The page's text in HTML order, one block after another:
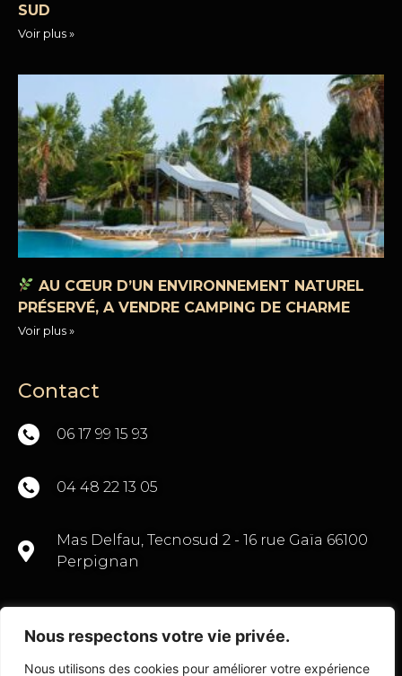
Nous respectons votre vie privée.
Nous utilisons des cookies pour améliorer votre expérience
SUD
Voir plus »
AU CŒUR D’UN ENVIRONNEMENT NATUREL
PRÉSERVÉ, A VENDRE CAMPING DE CHARME
Voir plus »
Contact
06 17 99 15 93
04 48 22 13 05
Mas Delfau, Tecnosud 2 - 16 rue Gaïa 66100
Perpignan
CONTACTEZ-NOUS